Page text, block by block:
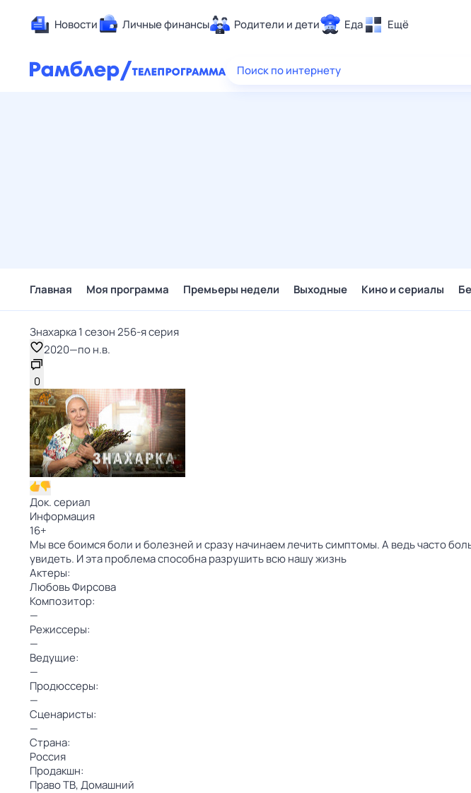
Новости Личные финансы Родители и дети Еда Ещё
Здоровье
Поиск по интернету
Главная Моя программа Премьеры недели Выходные Кино и сериалы
Знaхaрка 1 сезон 256-я серия
2020—по н.в.
0
Док. сериал
Информация
16+
Мы все боимся боли и болезней и сразу начинаем лечить симптомы. А ведь часто
увидеть. И эта проблема способна разрушить всю нашу жизнь
Актеры:
Любовь Фирсова
Композитор:
—
Режиссеры:
—
Ведущие:
—
Продюссеры:
—
Сценаристы:
—
Страна:
Россия
Продакшн:
Право ТВ,Домашний